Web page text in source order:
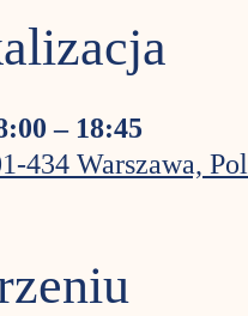
– 18:45
434 Warszawa,